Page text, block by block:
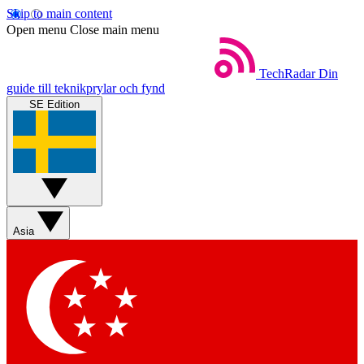
Skip to main content
Open menu Close main menu
TechRadar Din
guide till teknikprylar och fynd
SE Edition
Asia